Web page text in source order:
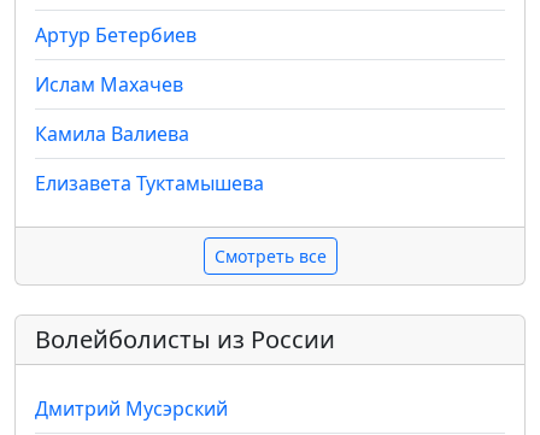
Артур Бетербиев
Ислам Махачев
Камила Валиева
Елизавета Туктамышева
Смотреть все
Волейболисты из России
Дмитрий Мусэрский